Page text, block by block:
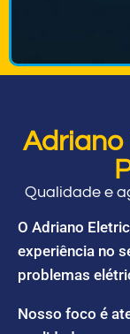
Adriano
Qualidade e
O Adriano
experiência no
problemas
Nosso foco é